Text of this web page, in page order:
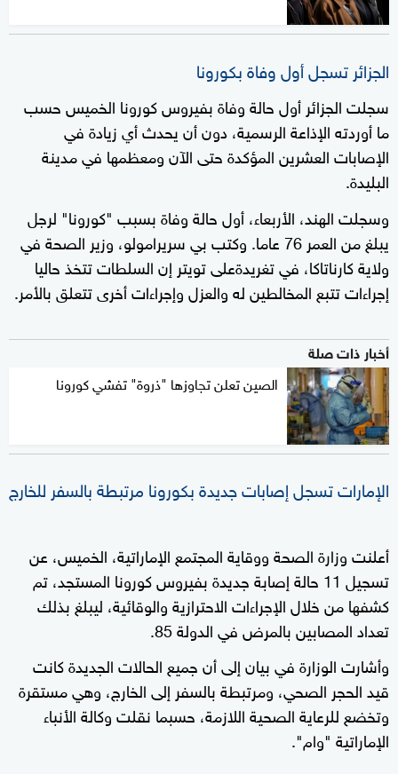
الجزائر تسجل أول وفاة بكورونا
سجلت الجزائر أول حالة وفاة بفيروس كورونا الخميس حسب
ما أوردته الإذاعة الرسمية، دون أن يحدث أي زيادة في
الإصابات العشرين المؤكدة حتى الآن ومعظمها في مدينة
البليدة.
وسجلت الهند، الأربعاء، أول حالة وفاة بسبب "كورونا" لرجل
يبلغ من العمر 76 عاما. وكتب بي سريرامولو، وزير الصحة في
ولاية كارناتاكا، في تغريدةعلى تويتر إن السلطات تتخذ حاليا
إجراءات تتبع المخالطين له والعزل وإجراءات أخرى تتعلق بالأمر.
أخبار ذات صلة
الصين تعلن تجاوزها "ذروة" تفشي كورونا
الإمارات تسجل إصابات جديدة بكورونا مرتبطة بالسفر للخارج
أعلنت وزارة الصحة ووقاية المجتمع الإماراتية، الخميس، عن
تسجيل 11 حالة إصابة جديدة بفيروس كورونا المستجد، تم
كشفها من خلال الإجراءات الاحترازية والوقائية، ليبلغ بذلك
تعداد المصابين بالمرض في الدولة 85.
وأشارت الوزارة في بيان إلى أن جميع الحالات الجديدة كانت
قيد الحجر الصحي، ومرتبطة بالسفر إلى الخارج، وهي مستقرة
وتخضع للرعاية الصحية اللازمة، حسبما نقلت وكالة الأنباء
الإماراتية "وام".